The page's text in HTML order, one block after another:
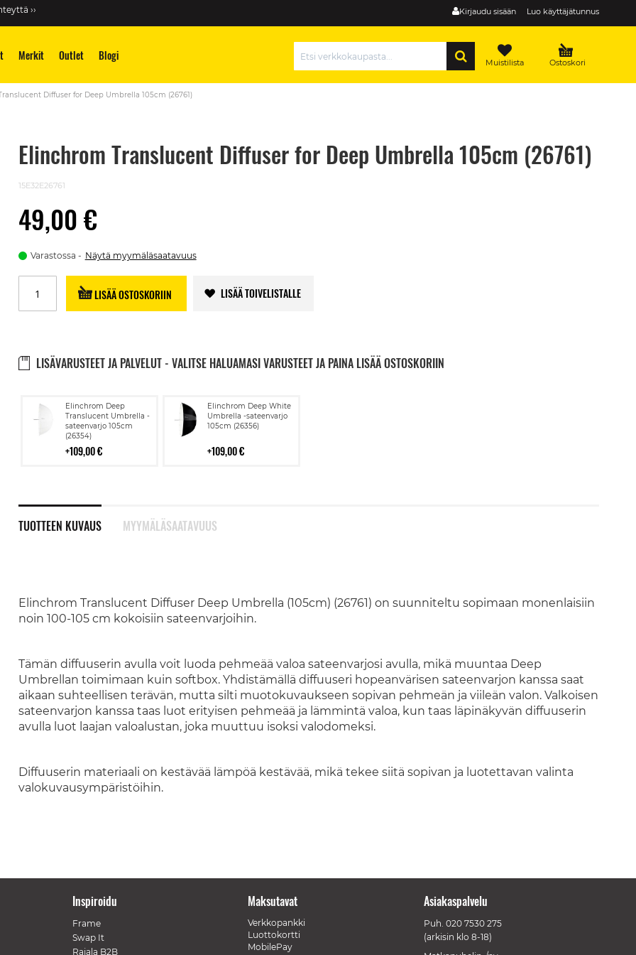
Kirjaudu sisään Luo käyttäjätunnus
››
Merkit Outlet Blogi Ostoskori
Muistilista
Diffuser for Deep Umbrella 105cm (26761)
Elinchrom Translucent Diffuser for Deep Umbrella 105cm (26761)
15E32E26761
49,00 €
Varastossa Näytä myymäläsaatavuus
LISÄÄ OSTOSKORIIN LISÄÄ TOIVELISTALLE
LISÄVARUSTEET JA PALVELUT - VALITSE HALUAMASI VARUSTEET JA PAINA LISÄÄ OSTOSKORIIN
Elinchrom Deep
Translucent Umbrella -
sateenvarjo 105cm
(26354)
109,00 €
Lisää
ostoskoriin
Elinchrom Deep White
Umbrella -sateenvarjo
105cm (26356)
109,00 €
Lisää
ostoskoriin
TUOTTEEN KUVAUS
Elinchrom Translucent Diffuser Deep Umbrella (105cm) (26761) on suunniteltu sopimaan monenlaisiin
noin 100-105 cm kokoisiin sateenvarjoihin.
Tämän diffuuserin avulla voit luoda pehmeää valoa sateenvarjosi avulla, mikä muuntaa Deep
Umbrellan toimimaan kuin softbox. Yhdistämällä diffuuseri hopeanvärisen sateenvarjon kanssa saat
aikaan suhteellisen terävän, mutta silti muotokuvaukseen sopivan pehmeän ja viileän valon. Valkoisen
sateenvarjon kanssa taas luot erityisen pehmeää ja lämmintä valoa, kun taas läpinäkyvän diffuuserin
avulla luot laajan valoalustan, joka muuttuu isoksi valodomeksi.
Diffuuserin materiaali on kestävää lämpöä kestävää, mikä tekee siitä sopivan ja luotettavan valinta
valokuvausympäristöihin.
MYYMÄLÄSAATAVUUS
Inspiroidu
Frame
Swap It
Rajala B2B
Maksutavat
Verkkopankki
Luottokortti
MobilePay
Asiakaspalvelu
Puh. 020 7530 275
(arkisin klo 8-18)